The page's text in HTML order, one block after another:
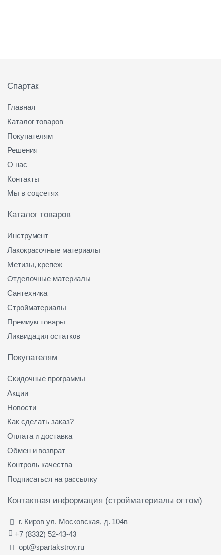
Спартак
Главная
Каталог товаров
Покупателям
Решения
О нас
Контакты
Мы в соцсетях
Каталог товаров
Инструмент
Лакокрасочные материалы
Метизы, крепеж
Отделочные материалы
Сантехника
Стройматериалы
Премиум товары
Ликвидация остатков
Покупателям
Скидочные программы
Акции
Новости
Как сделать заказ?
Оплата и доставка
Обмен и возврат
Контроль качества
Подписаться на рассылку
Контактная информация (стройматериалы оптом)
г. Киров ул. Московская, д. 104в
+7 (8332) 52-43-43
opt@spartakstroy.ru